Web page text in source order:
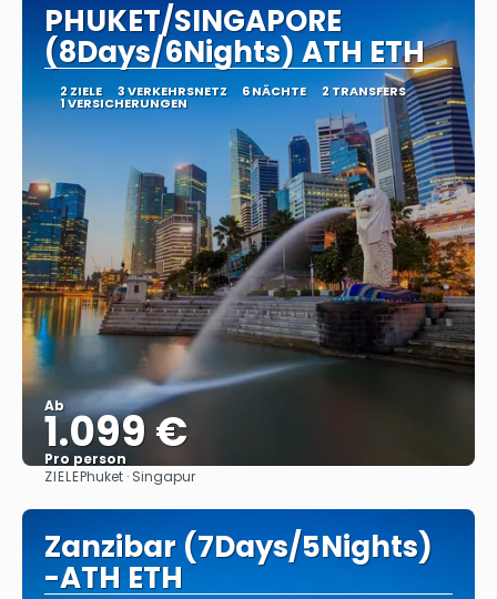
PHUKET/SINGAPORE
(8Days/6Nights) ATH ETH
2 ZIELE 3 VERKEHRSNETZ 6 NÄCHTE 2 TRANSFERS
1 VERSICHERUNGEN
Ab
1.099 €
Pro person
ZIELEPhuket · Singapur
Zanzibar (7Days/5Nights)
-ATH ETH